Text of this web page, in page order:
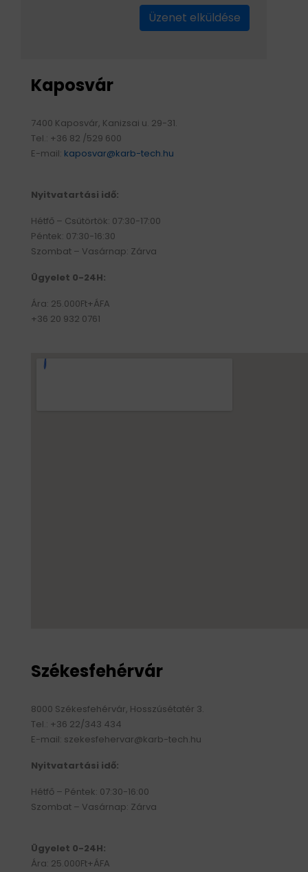
Üzenet elküldése
Kaposvár
7400 Kaposvár, Kanizsai u. 29-31.
Tel.: +36 82 /529 600
E-mail: kaposvar@karb-tech.hu
Nyitvatartási idő:
Hétfő – Csütörtök: 07:30-17:00
Péntek: 07:30-16:30
Szombat – Vasárnap: Zárva
Ügyelet 0-24H:
Ára: 25.000Ft+ÁFA
+36 20 932 0761
Székesfehérvár
8000 Székesfehérvár, Hosszúsétatér 3.
Tel.: +36 22/343 434
E-mail: szekesfehervar@karb-tech.hu
Nyitvatartási idő:
Hétfő – Péntek: 07:30-16:00
Szombat – Vasárnap: Zárva
Ügyelet 0-24H:
Ára: 25.000Ft+ÁFA